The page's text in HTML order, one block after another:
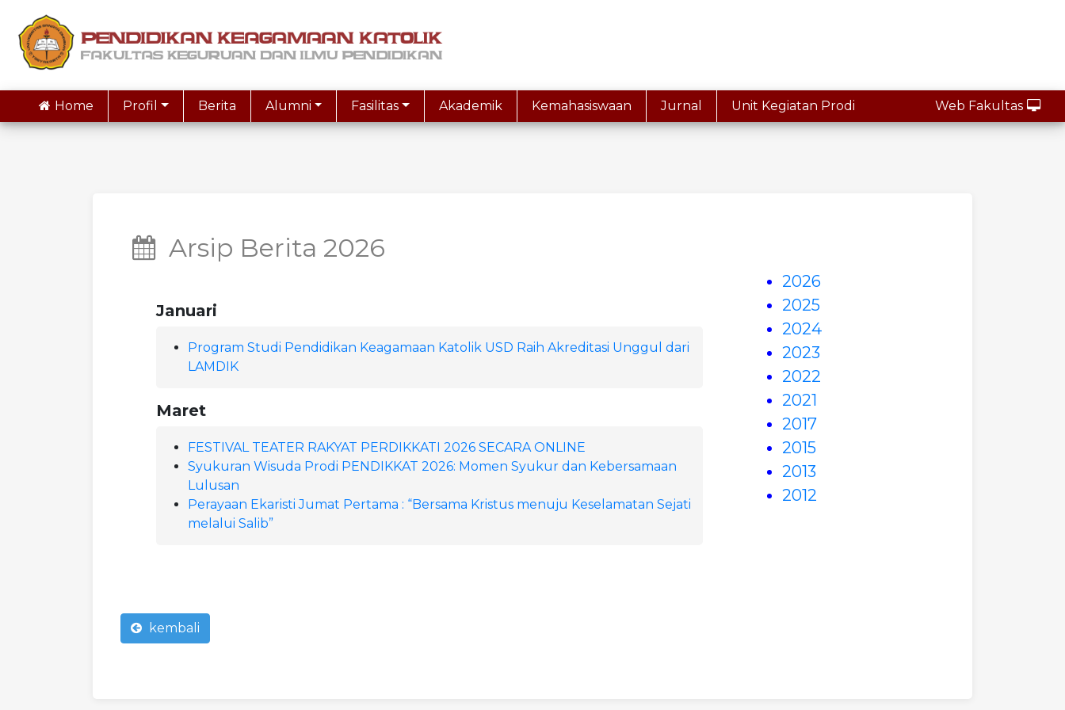
Home Profil Berita Alumni Fasilitas Akademik Kemahasiswaan Jurnal Unit Kegiatan Prodi Web Fakultas
Arsip Berita 2026
Januari
Program Studi Pendidikan Keagamaan Katolik USD Raih Akreditasi Unggul dari
LAMDIK
Maret
FESTIVAL TEATER RAKYAT PERDIKKATI 2026 SECARA ONLINE
Syukuran Wisuda Prodi PENDIKKAT 2026: Momen Syukur dan Kebersamaan
Lulusan
Perayaan Ekaristi Jumat Pertama : “Bersama Kristus menuju Keselamatan Sejati
melalui Salib”
2026
2025
2024
2023
2022
2021
2017
2015
2013
2012
kembali